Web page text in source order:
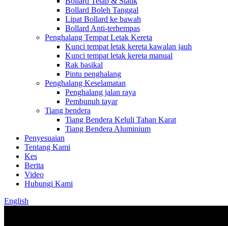
Bollard Boleh Tanggal
Lipat Bollard ke bawah
Bollard Anti-terhempas
Penghalang Tempat Letak Kereta
Kunci tempat letak kereta kawalan jauh
Kunci tempat letak kereta manual
Rak basikal
Pintu penghalang
Penghalang Keselamatan
Penghalang jalan raya
Pembunuh tayar
Tiang bendera
Tiang Bendera Keluli Tahan Karat
Tiang Bendera Aluminium
Penyesuaian
Tentang Kami
Kes
Berita
Video
Hubungi Kami
English